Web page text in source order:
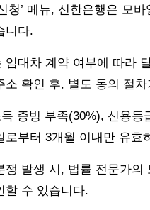
청’ 메뉴, 신한은행은 모
니다.
임대차 계약 여부에 따라
소 확인 후, 별도 동의 절
증빙 부족(30%), 신용
로부터 3개월 이내만 유
쟁 발생 시, 법률 전문가
할 수 있습니다.